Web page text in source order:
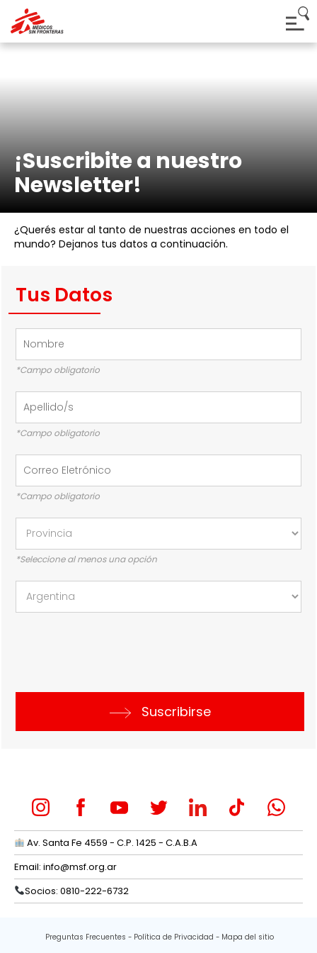
¡Suscribite a nuestro
Newsletter!
¿Querés estar al tanto de nuestras acciones en todo el
mundo? Dejanos tus datos a continuación.
Tus Datos
*Campo obligatorio
*Campo obligatorio
*Campo obligatorio
*Seleccione al menos una opción
Suscribirse
Av. Santa Fe 4559 - C.P. 1425 - C.A.B.A
Email: info@msf.org.ar
Socios: 0810-222-6732
Preguntas Frecuentes Política de Privacidad Mapa del sitio